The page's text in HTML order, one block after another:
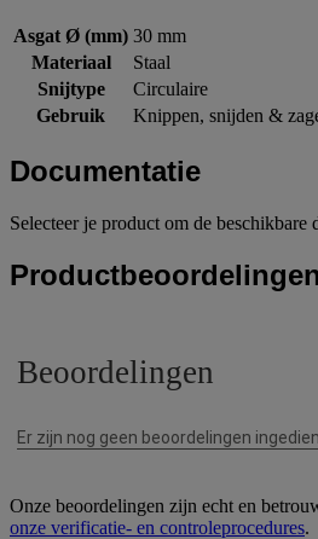
Asgat Ø (mm) 30 mm
Materiaal
Staal
Snijtype
Circulaire
Gebruik
Knippen, snijden &
Documentatie
Selecteer je product om de beschikbare
Productbeoordelingen
Onze beoordelingen zijn echt en
onze verificatie- en controleprocedures.